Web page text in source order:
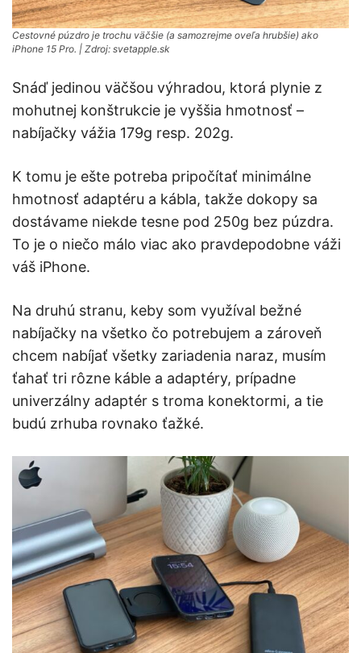
Cestovné púzdro je trochu väčšie (a samozrejme oveľa hrubšie) ako
iPhone 15 Pro. | Zdroj: svetapple.sk
Snáď jedinou väčšou výhradou, ktorá plynie z
mohutnej konštrukcie je vyššia hmotnosť –
nabíjačky vážia 179g resp. 202g.
K tomu je ešte potreba pripočítať minimálne
hmotnosť adaptéru a kábla, takže dokopy sa
dostávame niekde tesne pod 250g bez púzdra.
To je o niečo málo viac ako pravdepodobne váži
váš iPhone.
Na druhú stranu, keby som využíval bežné
nabíjačky na všetko čo potrebujem a zároveň
chcem nabíjať všetky zariadenia naraz, musím
ťahať tri rôzne káble a adaptéry, prípadne
univerzálny adaptér s troma konektormi, a tie
budú zrhuba rovnako ťažké.